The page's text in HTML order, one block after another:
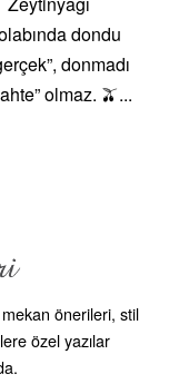
önerileri, stil
özel yazılar